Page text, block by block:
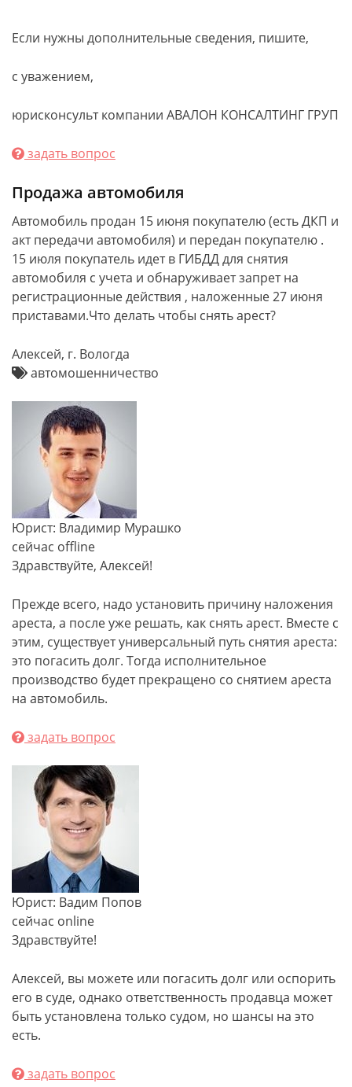
Если нужны дополнительные сведения, пишите,
с уважением,
юрисконсульт компании АВАЛОН КОНСАЛТИНГ ГРУП
задать вопрос
Продажа автомобиля
Автомобиль продан 15 июня покупателю (есть ДКП и
акт передачи автомобиля) и передан покупателю .
15 июля покупатель идет в ГИБДД для снятия
автомобиля с учета и обнаруживает запрет на
регистрационные действия , наложенные 27 июня
приставами.Что делать чтобы снять арест?
Алексей, г. Вологда
автомошенничество
Юрист: Владимир Мурашко
сейчас offline
Здравствуйте, Алексей!
Прежде всего, надо установить причину наложения
ареста, а после уже решать, как снять арест. Вместе с
этим, существует универсальный путь снятия ареста:
это погасить долг. Тогда исполнительное
производство будет прекращено со снятием ареста
на автомобиль.
задать вопрос
Юрист: Вадим Попов
сейчас online
Здравствуйте!
Алексей, вы можете или погасить долг или оспорить
его в суде, однако ответственность продавца может
быть установлена только судом, но шансы на это
есть.
задать вопрос